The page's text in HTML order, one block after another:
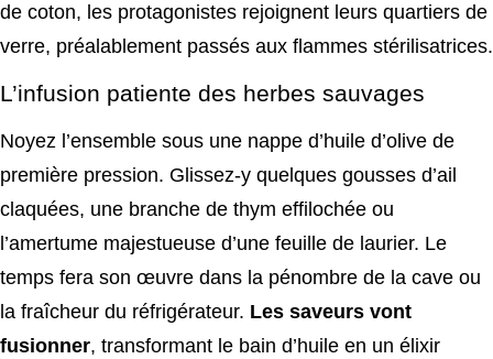
de coton, les protagonistes rejoignent leurs quartiers de
verre, préalablement passés aux flammes stérilisatrices.
L’infusion patiente des herbes sauvages
Noyez l’ensemble sous une nappe d’huile d’olive de
première pression. Glissez-y quelques gousses d’ail
claquées, une branche de thym effilochée ou
l’amertume majestueuse d’une feuille de laurier. Le
temps fera son œuvre dans la pénombre de la cave ou
la fraîcheur du réfrigérateur. Les saveurs vont
fusionner, transformant le bain d’huile en un élixir